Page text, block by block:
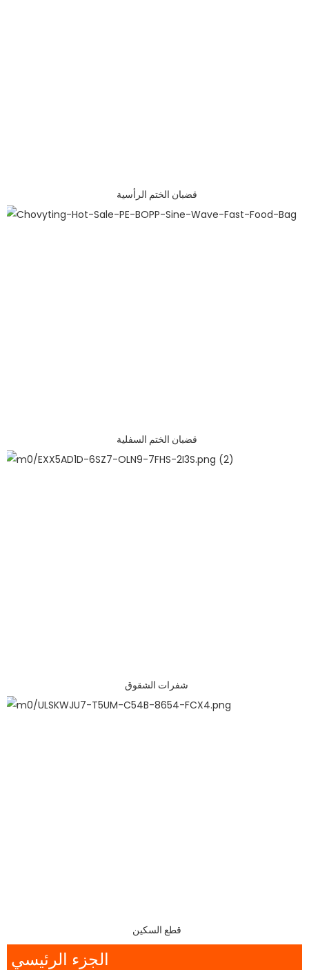
قضبان الختم الرأسية
قضبان الختم السفلية
شفرات الشقوق
قطع السكين
الجزء الرئيسي